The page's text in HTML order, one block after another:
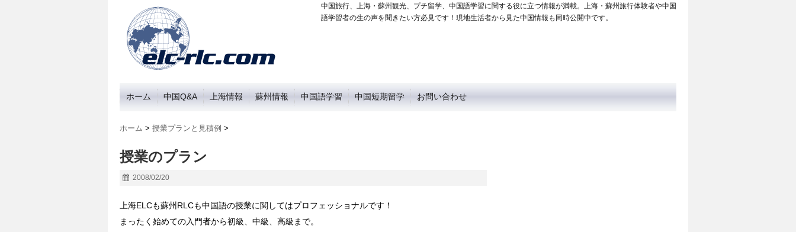
中国旅行、上海・蘇州観光、プチ留学、中国語学習に関する役に立つ情報が満載。上海・蘇州旅行体験者や中国
語学習者の生の声を聞きたい方必見です！現地生活者から見た中国情報も同時公開中です。
ホーム 中国Q&A 上海情報 蘇州情報 中国語学習 中国短期留学 お問い合わせ
ホーム > 授業プランと見積例 >
授業のプラン
2008/02/20
上海ELCも蘇州RLCも中国語の授業に関してはプロフェッショナルです！
まったく始めての入門者から初級、中級、高級まで。